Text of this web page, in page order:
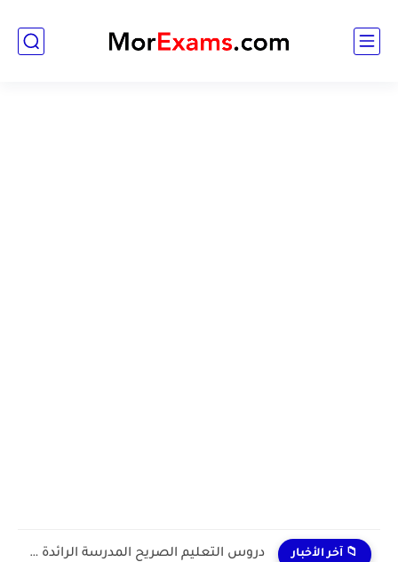
📁 آخر الأخبار دروس التعليم الصريح المدرسة الرائدة 2024/2025 enseignement explicite